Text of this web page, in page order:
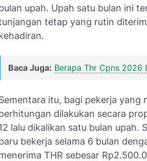
upah. Upah satu bulan ini
tetap yang rutin
Baca Juga: Berapa Thr Cpns 2026
itu, bagi pekerja yang
dilakukan secara
lalu dikalikan satu bulan upah.
bekerja selama 6 bulan
THR sebesar